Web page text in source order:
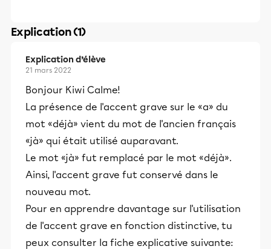
Explication (1)
Explication d’élève
21 mars 2022
Bonjour Kiwi Calme!
La présence de l'accent grave sur le «a» du
mot «déjà» vient du mot de l'ancien français
«jà» qui était utilisé auparavant.
Le mot «jà» fut remplacé par le mot «déjà».
Ainsi, l'accent grave fut conservé dans le
nouveau mot.
Pour en apprendre davantage sur l'utilisation
de l'accent grave en fonction distinctive, tu
peux consulter la fiche explicative suivante: